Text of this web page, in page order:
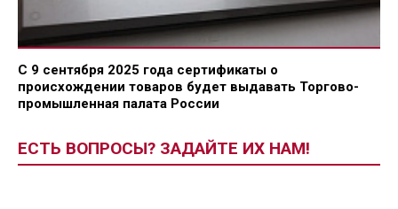
С 9 сентября 2025 года сертификаты о
происхождении товаров будет выдавать Торгово-
промышленная палата России
ЕСТЬ ВОПРОСЫ? ЗАДАЙТЕ ИХ НАМ!